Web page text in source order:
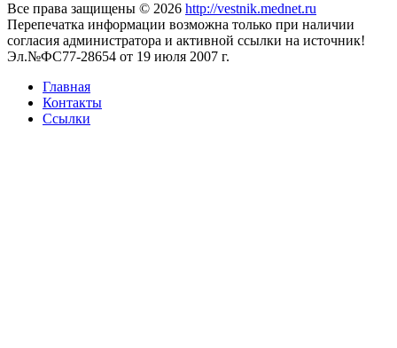
Все права защищены © 2026 http://vestnik.mednet.ru
Перепечатка информации возможна только при наличии
согласия администратора и активной ссылки на источник!
Эл.№ФС77-28654 от 19 июля 2007 г.
Главная
Контакты
Ссылки